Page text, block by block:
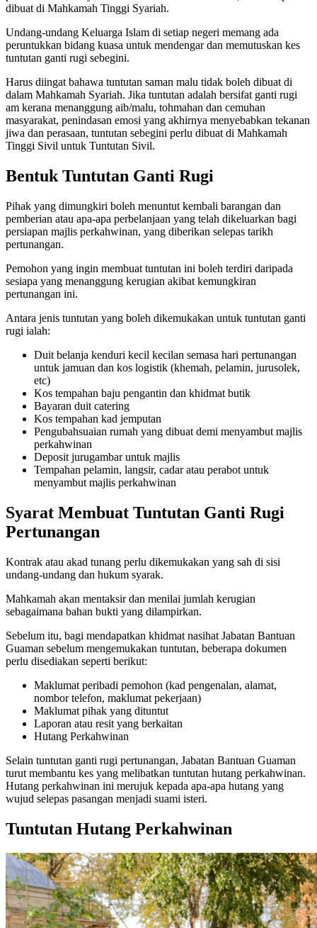
dibuat di Mahkamah Tinggi Syariah.
Undang-undang Keluarga Islam di setiap negeri memang ada
peruntukkan bidang kuasa untuk mendengar dan memutuskan kes
tuntutan ganti rugi sebegini.
Harus diingat bahawa tuntutan saman malu tidak boleh dibuat di
dalam Mahkamah Syariah. Jika tuntutan adalah bersifat ganti rugi
am kerana menanggung aib/malu, tohmahan dan cemuhan
masyarakat, penindasan emosi yang akhirnya menyebabkan tekanan
jiwa dan perasaan, tuntutan sebegini perlu dibuat di Mahkamah
Tinggi Sivil untuk Tuntutan Sivil.
Bentuk Tuntutan Ganti Rugi
Pihak yang dimungkiri boleh menuntut kembali barangan dan
pemberian atau apa-apa perbelanjaan yang telah dikeluarkan bagi
persiapan majlis perkahwinan, yang diberikan selepas tarikh
pertunangan.
Pemohon yang ingin membuat tuntutan ini boleh terdiri daripada
sesiapa yang menanggung kerugian akibat kemungkiran
pertunangan ini.
Antara jenis tuntutan yang boleh dikemukakan untuk tuntutan ganti
rugi ialah:
Duit belanja kenduri kecil kecilan semasa hari pertunangan
untuk jamuan dan kos logistik (khemah, pelamin, jurusolek,
etc)
Kos tempahan baju pengantin dan khidmat butik
Bayaran duit catering
Kos tempahan kad jemputan
Pengubahsuaian rumah yang dibuat demi menyambut majlis
perkahwinan
Deposit jurugambar untuk majlis
Tempahan pelamin, langsir, cadar atau perabot untuk
menyambut majlis perkahwinan
Syarat Membuat Tuntutan Ganti Rugi
Pertunangan
Kontrak atau akad tunang perlu dikemukakan yang sah di sisi
undang-undang dan hukum syarak.
Mahkamah akan mentaksir dan menilai jumlah kerugian
sebagaimana bahan bukti yang dilampirkan.
Sebelum itu, bagi mendapatkan khidmat nasihat Jabatan Bantuan
Guaman sebelum mengemukakan tuntutan, beberapa dokumen
perlu disediakan seperti berikut:
Maklumat peribadi pemohon (kad pengenalan, alamat,
nombor telefon, maklumat pekerjaan)
Maklumat pihak yang dituntut
Laporan atau resit yang berkaitan
Hutang Perkahwinan
Selain tuntutan ganti rugi pertunangan, Jabatan Bantuan Guaman
turut membantu kes yang melibatkan tuntutan hutang perkahwinan.
Hutang perkahwinan ini merujuk kepada apa-apa hutang yang
wujud selepas pasangan menjadi suami isteri.
Tuntutan Hutang Perkahwinan